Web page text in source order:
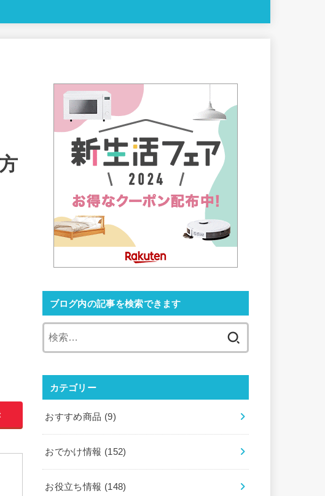
ブログ内の記事を検索できます
カテゴリー
おすすめ商品 (9)
おでかけ情報 (152)
お役立ち情報 (148)